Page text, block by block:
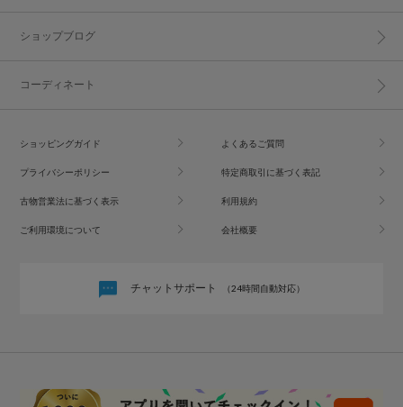
ショップブログ
コーディネート
ショッピングガイド よくあるご質問
プライバシーポリシー 特定商取引に基づく表記
古物営業法に基づく表示 利用規約
ご利用環境について 会社概要
チャットサポート （24時間自動対応）